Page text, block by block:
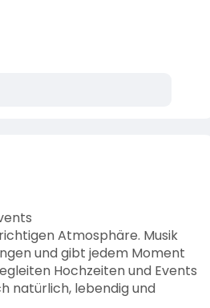
Atmosphäre. Musik
und gibt jedem Moment
Hochzeiten und Events
natürlich, lebendig und